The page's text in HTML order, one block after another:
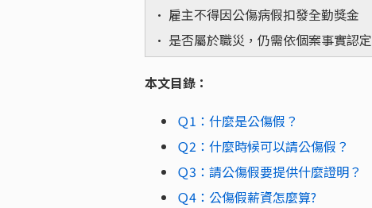
• 雇主不得因公傷病假扣發全勤獎金
• 是否屬於職災，仍需依個案事實認定
本文目錄：
Ｑ1：什麼是公傷假？
Ｑ2：什麼時候可以請公傷假？
Ｑ3：請公傷假要提供什麼證明？
Ｑ4：公傷假薪資怎麼算?